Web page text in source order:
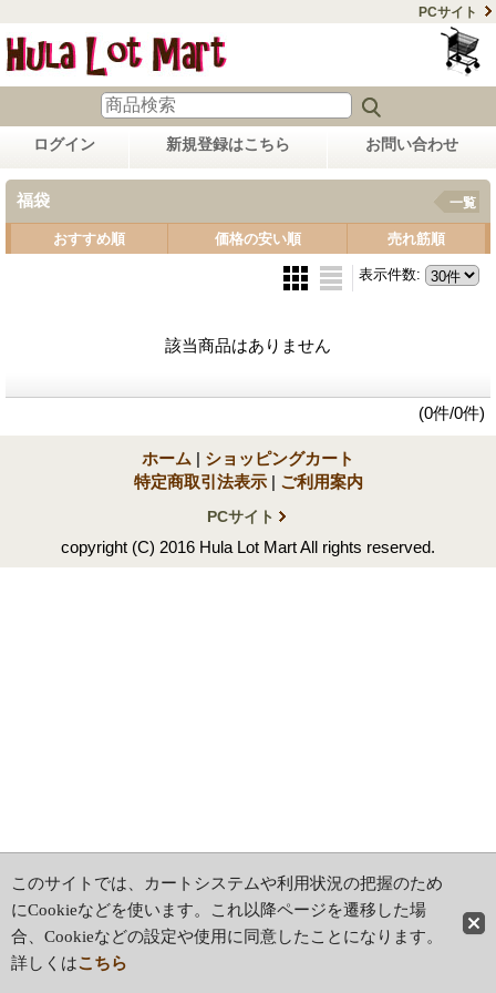
PCサイト
ログイン 新規登録はこちら お問い合わせ
福袋 一覧
おすすめ順 価格の安い順 売れ筋順
表示件数:
該当商品はありません
(0件/0件)
ホーム | ショッピングカート
特定商取引法表示 | ご利用案内
PCサイト
copyright (C) 2016 Hula Lot Mart All rights reserved.
このサイトでは、カートシステムや利用状況の把握のため
にCookieなどを使います。これ以降ページを遷移した場
合、Cookieなどの設定や使用に同意したことになります。
詳しくはこちら